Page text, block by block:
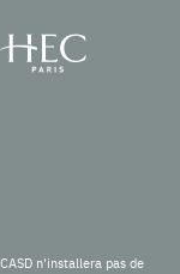
n'installera pas de